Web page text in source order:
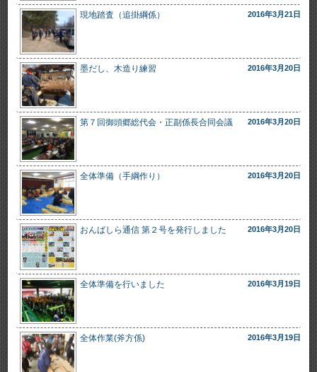
現地踏査（追掛綱係） 2016年3月21日
墨だし、木造り練習 2016年3月20日
第７回御頭郷総代会・正副係長合同会議 2016年3月20日
全体準備（手綱作り） 2016年3月20日
おんばしら通信 第２号を発行しました 2016年3月20日
全体準備を行いました 2016年3月19日
全体作業(斧方係) 2016年3月19日